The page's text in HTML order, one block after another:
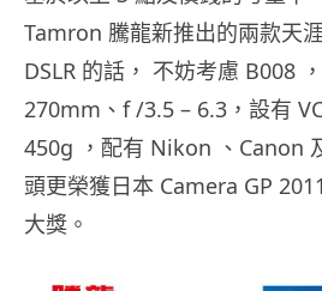
Tamron 騰龍新推出的兩款天
DSLR 的話， 不妨考慮 B008
270mm、f /3.5 – 6.3，設有
450g ，配有 Nikon 、Canon
頭更榮獲日本 Camera GP
大獎。